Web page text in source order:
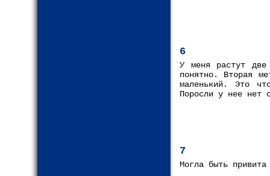
6
У меня растут
понятно. Вторая
маленький. Это
Поросли у нее нет
7
Могла быть